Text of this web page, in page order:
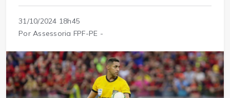
31/10/2024 18h45
Por Assessoria FPF-PE -